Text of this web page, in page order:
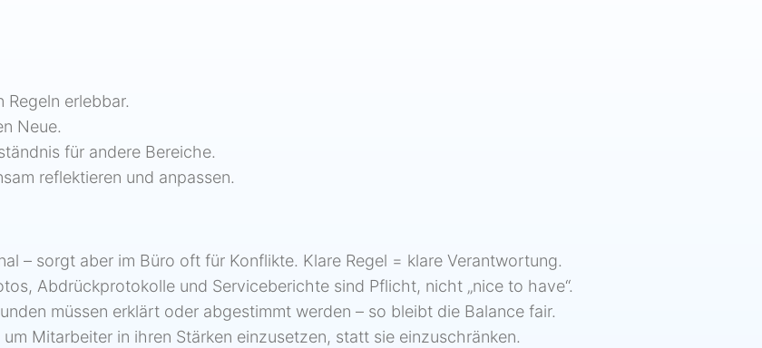
Regeln erlebbar.
Neue.
für andere Bereiche.
reflektieren und anpassen.
– sorgt aber im Büro oft für Konflikte. Klare Regel = klare Verantwortung.
Abdrückprotokolle und Serviceberichte sind Pflicht, nicht „nice to have“.
müssen erklärt oder abgestimmt werden – so bleibt die Balance fair.
um Mitarbeiter in ihren Stärken einzusetzen, statt sie einzuschränken.